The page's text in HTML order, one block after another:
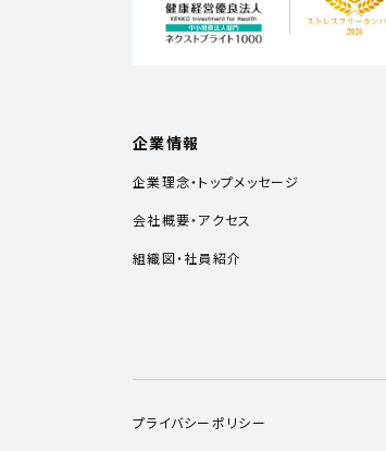
企業情報
企業理念・トップメッセージ
会社概要・アクセス
組織図・社員紹介
プライバシーポリシー